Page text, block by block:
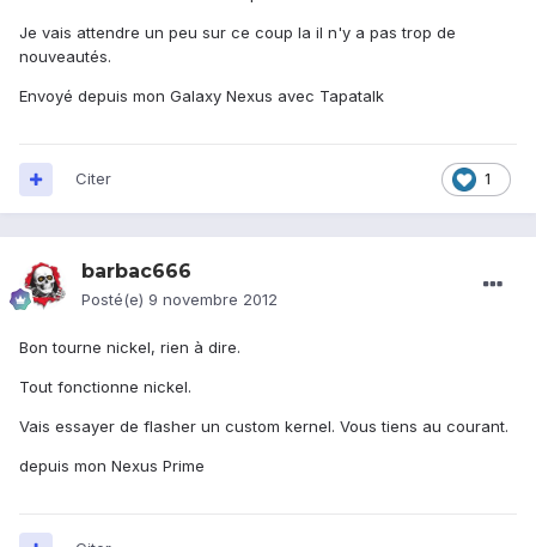
Je vais attendre un peu sur ce coup la il n'y a pas trop de
nouveautés.
Envoyé depuis mon Galaxy Nexus avec Tapatalk
1
Citer
barbac666
Posté(e) 9 novembre 2012
Bon tourne nickel, rien à dire.
Tout fonctionne nickel.
Vais essayer de flasher un custom kernel. Vous tiens au courant.
depuis mon Nexus Prime